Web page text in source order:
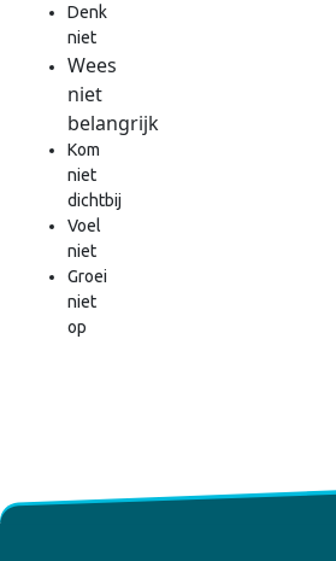
Denk
niet
Wees
niet
belangrijk
Kom
niet
dichtbij
Voel
niet
Groei
niet
op